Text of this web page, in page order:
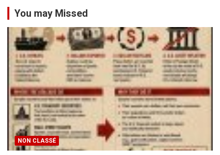
You may Missed
NON CLASSÉ